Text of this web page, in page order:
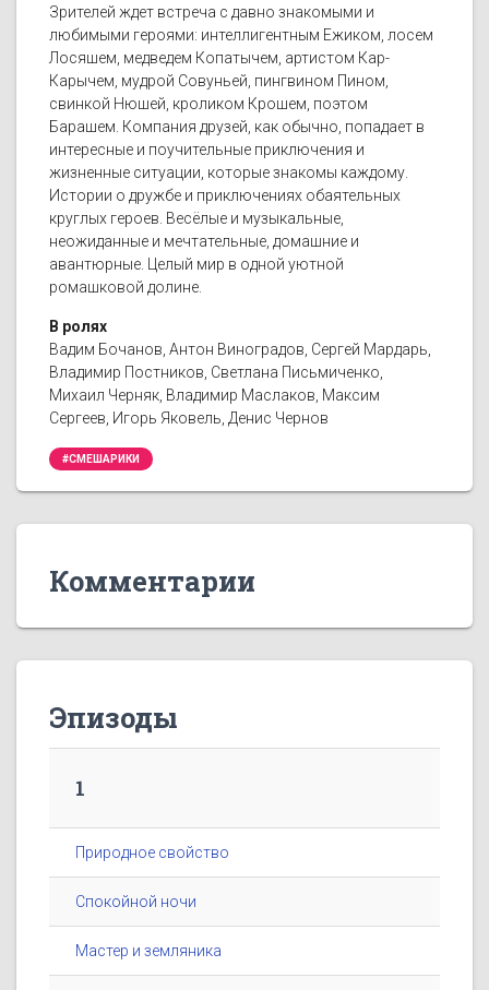
Зрителей ждет встреча с давно знакомыми и
любимыми героями: интеллигентным Ежиком, лосем
Лосяшем, медведем Копатычем, артистом Кар-
Карычем, мудрой Совуньей, пингвином Пином,
свинкой Нюшей, кроликом Крошем, поэтом
Барашем. Компания друзей, как обычно, попадает в
интересные и поучительные приключения и
жизненные ситуации, которые знакомы каждому.
Истории о дружбе и приключениях обаятельных
круглых героев. Весёлые и музыкальные,
неожиданные и мечтательные, домашние и
авантюрные. Целый мир в одной уютной
ромашковой долине.
В ролях
Вадим Бочанов, Антон Виноградов, Сергей Мардарь,
Владимир Постников, Светлана Письмиченко,
Михаил Черняк, Владимир Маслаков, Максим
Сергеев, Игорь Яковель, Денис Чернов
#СМЕШАРИКИ
Комментарии
Эпизоды
1
Природное свойство
Спокойной ночи
Мастер и земляника